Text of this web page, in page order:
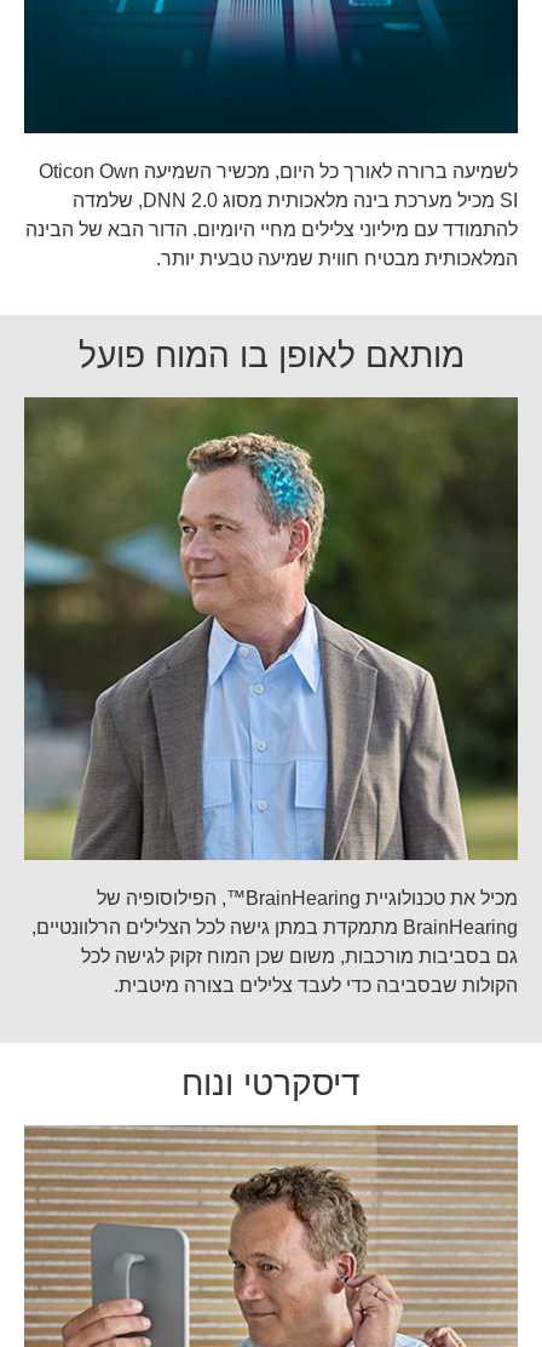
לשמיעה ברורה לאורך כל היום, מכשיר השמיעה Oticon Own
SI מכיל מערכת בינה מלאכותית מסוג DNN 2.0, שלמדה
להתמודד עם מיליוני צלילים מחיי היומיום. הדור הבא של הבינה
המלאכותית מבטיח חווית שמיעה טבעית יותר.
מותאם לאופן בו המוח פועל
מכיל את טכנולוגיית BrainHearing™
, הפילוסופיה של
BrainHearing מתמקדת במתן גישה לכל הצלילים הרלוונטיים,
גם בסביבות מורכבות, משום שכן המוח זקוק לגישה לכל
הקולות שבסביבה כדי לעבד צלילים בצורה מיטבית.
דיסקרטי ונוח